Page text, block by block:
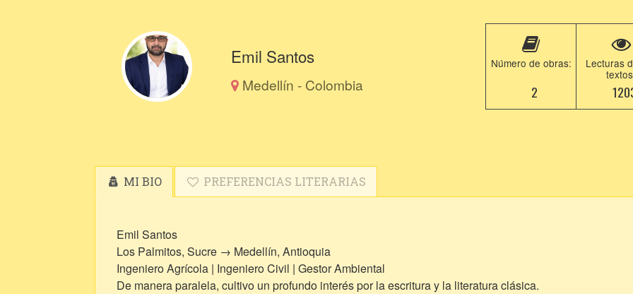
Emil Santos
Medellín - Colombia
Número de obras:
2
Lecturas
MI BIO PREFERENCIAS LITERARIAS
Emil Santos
Los Palmitos, Sucre → Medellín, Antioquia
Ingeniero Agrícola | Ingeniero Civil | Gestor Ambiental
De manera paralela, cultivo un profundo interés por la escritura y la literatura clásica.